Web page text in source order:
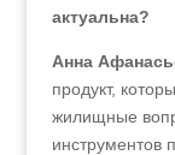
актуальна?
Анна
продукт,
жилищные
инструментов